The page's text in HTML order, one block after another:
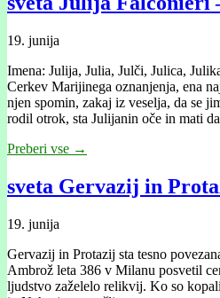
19. junija
Imena: Julija, Julia, Julči, Julica,
Cerkev Marijinega oznanjenja, ena
njen spomin, zakaj iz veselja, da se
rodil otrok, sta Julijanin oče in mati
Preberi vse →
sveta Gervazij in
19. junija
Gervazij in Protazij sta tesno
Ambrož leta 386 v Milanu posvetil
ljudstvo zaželelo relikvij. Ko so